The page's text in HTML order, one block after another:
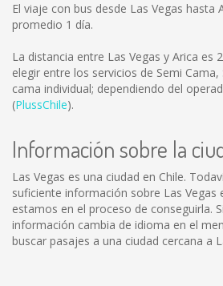
El viaje con bus desde Las Vegas hasta
promedio 1 día.
La distancia entre Las Vegas y Arica es
elegir entre los servicios de Semi Cama,
cama individual; dependiendo del
(PlussChile).
Información sobre la
Las Vegas es una ciudad en Chile.
suficiente información sobre Las Vegas
estamos en el proceso de conseguirla.
información cambia de idioma en el
buscar pasajes a una ciudad cercana a